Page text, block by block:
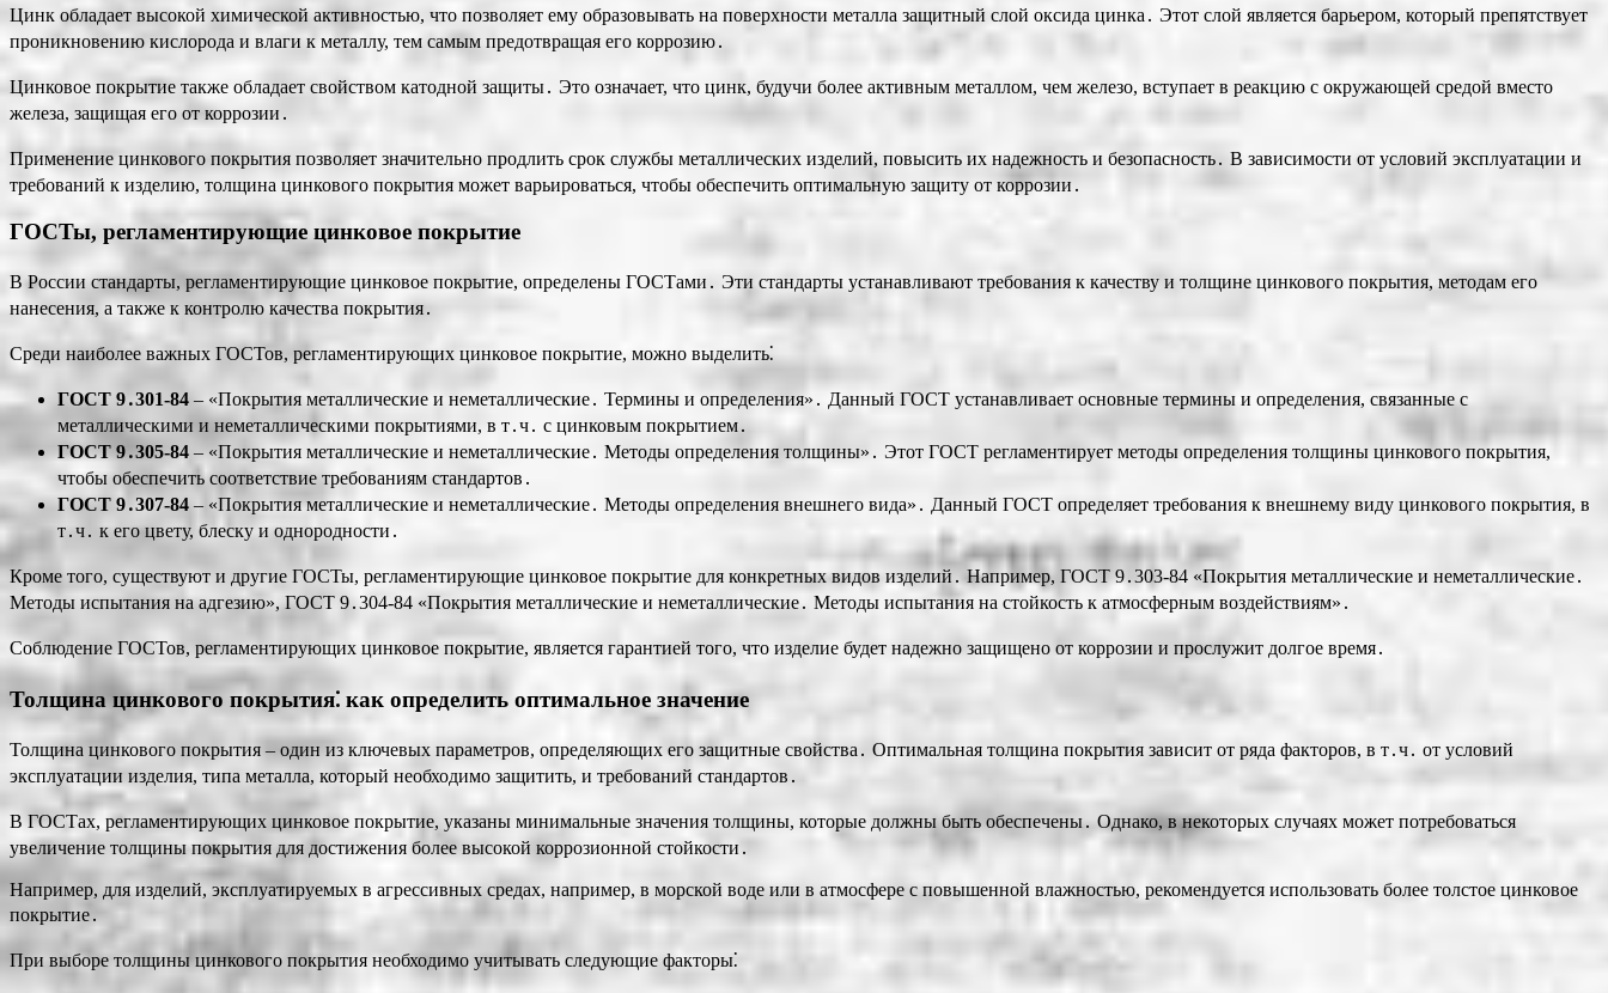
Цинк обладает высокой химической активностью, что позволяет ему образовывать на поверхности металла защитный слой оксида цинка․ Этот слой является барьером, который препятствует
проникновению кислорода и влаги к металлу, тем самым предотвращая его коррозию․
Цинковое покрытие также обладает свойством катодной защиты․ Это означает, что цинк, будучи более активным металлом, чем железо, вступает в реакцию с окружающей средой вместо
железа, защищая его от коррозии․
Применение цинкового покрытия позволяет значительно продлить срок службы металлических изделий, повысить их надежность и безопасность․ В зависимости от условий эксплуатации и
требований к изделию, толщина цинкового покрытия может варьироваться, чтобы обеспечить оптимальную защиту от коррозии․
ГОСТы, регламентирующие цинковое покрытие
В России стандарты, регламентирующие цинковое покрытие, определены ГОСТами․ Эти стандарты устанавливают требования к качеству и толщине цинкового покрытия, методам его
нанесения, а также к контролю качества покрытия․
Среди наиболее важных ГОСТов, регламентирующих цинковое покрытие, можно выделить⁚
ГОСТ 9․301-84– «Покрытия металлические и неметаллические․ Термины и определения»․ Данный ГОСТ устанавливает основные термины и определения, связанные с
металлическими и неметаллическими покрытиями, в т․ч․ с цинковым покрытием․
ГОСТ 9․305-84 – «Покрытия металлические и неметаллические․ Методы определения толщины»․ Этот ГОСТ регламентирует методы определения толщины цинкового покрытия,
чтобы обеспечить соответствие требованиям стандартов․
ГОСТ 9․307-84– «Покрытия металлические и неметаллические․ Методы определения внешнего вида»․ Данный ГОСТ определяет требования к внешнему виду цинкового покрытия, в
т․ч․ к его цвету, блеску и однородности․
Кроме того, существуют и другие ГОСТы, регламентирующие цинковое покрытие для конкретных видов изделий․ Например, ГОСТ 9․303-84 «Покрытия металлические и неметаллические․
Методы испытания на адгезию», ГОСТ 9․304-84 «Покрытия металлические и неметаллические․ Методы испытания на стойкость к атмосферным воздействиям»․
Соблюдение ГОСТов, регламентирующих цинковое покрытие, является гарантией того, что изделие будет надежно защищено от коррозии и прослужит долгое время․
Толщина цинкового покрытия⁚ как определить оптимальное значение
Толщина цинкового покрытия – один из ключевых параметров, определяющих его защитные свойства․ Оптимальная толщина покрытия зависит от ряда факторов, в т․ч․ от условий
эксплуатации изделия, типа металла, который необходимо защитить, и требований стандартов․
В ГОСТах, регламентирующих цинковое покрытие, указаны минимальные значения толщины, которые должны быть обеспечены․ Однако, в некоторых случаях может потребоваться
увеличение толщины покрытия для достижения более высокой коррозионной стойкости․
Например, для изделий, эксплуатируемых в агрессивных средах, например, в морской воде или в атмосфере с повышенной влажностью, рекомендуется использовать более толстое цинковое
покрытие․
При выборе толщины цинкового покрытия необходимо учитывать следующие факторы⁚